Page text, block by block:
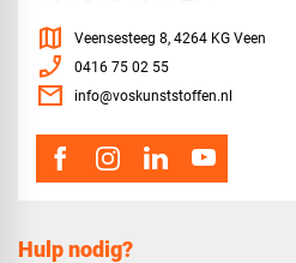
Hulp nodig?
map Veensesteeg 8, 4264 KG Veen
phone_enabled 0416 75 02 55
mail info@voskunststoffen.nl